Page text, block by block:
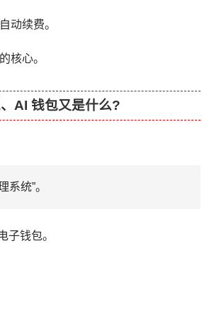
动续费。
核心。
AI 钱包又是什么?
系统”。
子钱包。